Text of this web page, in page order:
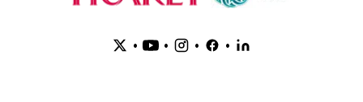
• • • •